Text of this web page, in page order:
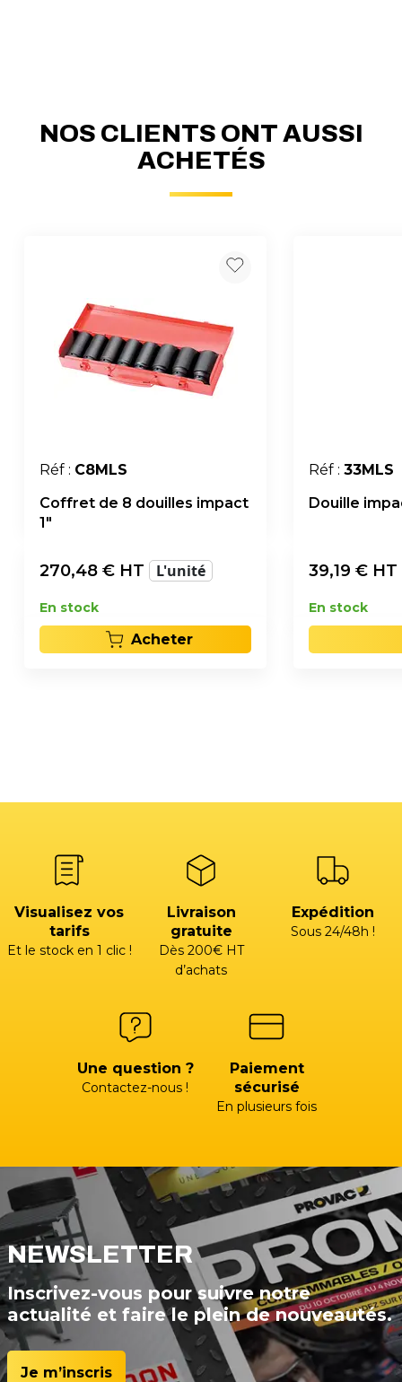
NOS CLIENTS ONT AUSSI
ACHETÉS
Réf : C8MLS
Coffret de 8 douilles impact
1"
270,48 € HT L'unité
En stock
Acheter
Réf : 33MLS
Douille
39,19 € HT
En stock
Visualisez vos
tarifs
Et le stock en 1 clic !
Livraison
gratuite
Dès 200€ HT
d’achats
Expédition
Sous 24/48h !
Une question ?
Contactez-nous !
Paiement
sécurisé
En plusieurs fois
NEWSLETTER
Inscrivez-vous pour suivre notre
actualité et faire le plein de nouveautés.
Je m’inscris